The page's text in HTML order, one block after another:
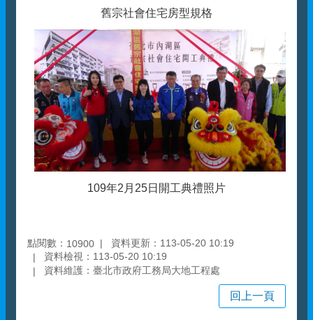
舊宗社會住宅房型規格
109年2月25日開工典禮照片
點閱數： 10900
資料更新：113-05-20 10:19
資料檢視：113-05-20 10:19
資料維護：臺北市政府工務局大地工程處
回上一頁